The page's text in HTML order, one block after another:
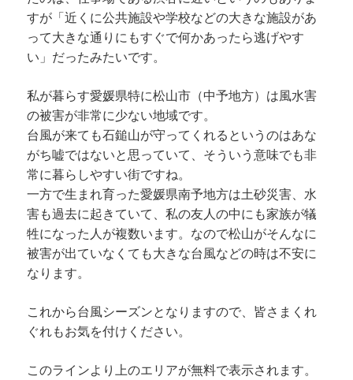
すが「近くに公共施設や学校などの大きな施設があ
って大きな通りにもすぐで何かあったら逃げやす
い」だったみたいです。
私が暮らす愛媛県特に松山市（中予地方）は風水害
の被害が非常に少ない地域です。
台風が来ても石鎚山が守ってくれるというのはあな
がち嘘ではないと思っていて、そういう意味でも非
常に暮らしやすい街ですね。
一方で生まれ育った愛媛県南予地方は土砂災害、水
害も過去に起きていて、私の友人の中にも家族が犠
牲になった人が複数います。なので松山がそんなに
被害が出ていなくても大きな台風などの時は不安に
なります。
これから台風シーズンとなりますので、皆さまくれ
ぐれもお気を付けください。
このラインより上のエリアが無料で表示されます。